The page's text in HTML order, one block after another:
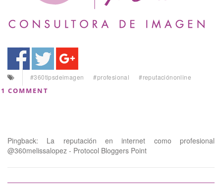
#360tipsdeimagen #profesional #reputaciónonline
1 COMMENT
Pingback: La reputación en internet como profesional
@360melissalopez - Protocol Bloggers Point